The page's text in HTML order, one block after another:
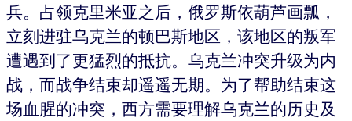
兵。占领克里米亚之后，俄罗斯依葫芦画瓢，
立刻进驻乌克兰的顿巴斯地区，该地区的叛军
遭遇到了更猛烈的抵抗。乌克兰冲突升级为内
战，而战争结束却遥遥无期。为了帮助结束这
场血腥的冲突，西方需要理解乌克兰的历史及